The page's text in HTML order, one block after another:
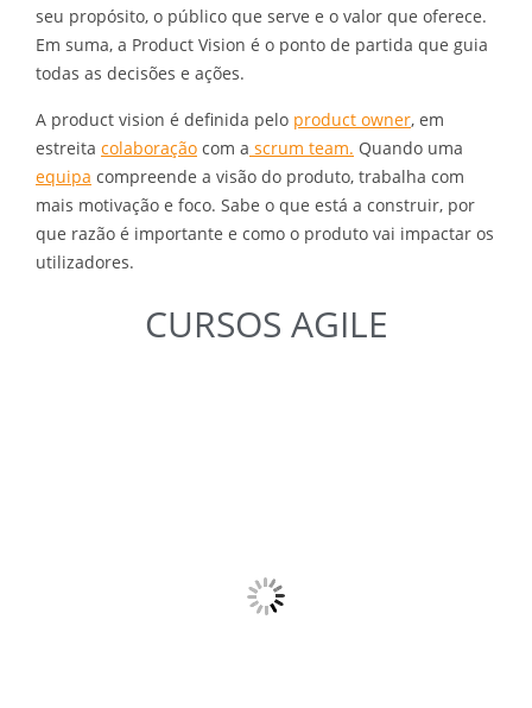
seu propósito, o público que serve e o valor que oferece.
Em suma, a Product Vision é o ponto de partida que guia
todas as decisões e ações.
A product vision é definida pelo product owner, em
estreita colaboração com a scrum team. Quando uma
equipa compreende a visão do produto, trabalha com
mais motivação e foco. Sabe o que está a construir, por
que razão é importante e como o produto vai impactar os
utilizadores.
CURSOS AGILE